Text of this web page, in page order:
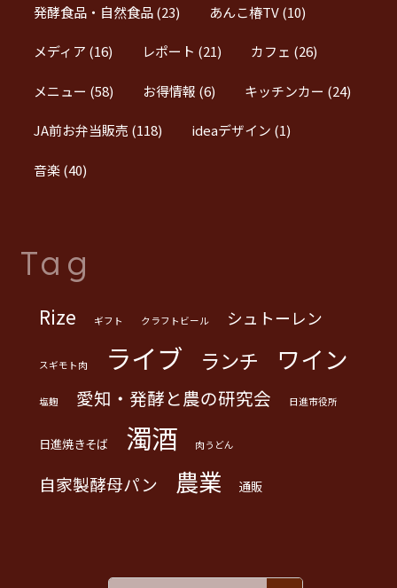
発酵食品・自然食品(23) あんこ椿TV(10)
メディア (16) レポート (21) カフェ (26)
メニュー (58) お得情報 (6) キッチンカー (24)
JA前お弁当販売 (118) ideaデザイン (1)
音楽(40)
Tag
Rize ギフト クラフトビール シュトーレン
スギモト肉 ライブ ランチ ワイン
塩麹 愛知・発酵と農の研究会 日進市役所
日進焼きそば 濁酒 肉うどん
自家製酵母パン 農業 通販